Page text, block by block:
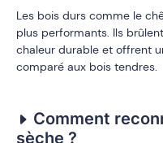
Les bois durs comme le
plus performants. Ils
chaleur durable et offrent
comparé aux bois tendres.
Comment
sèche ?